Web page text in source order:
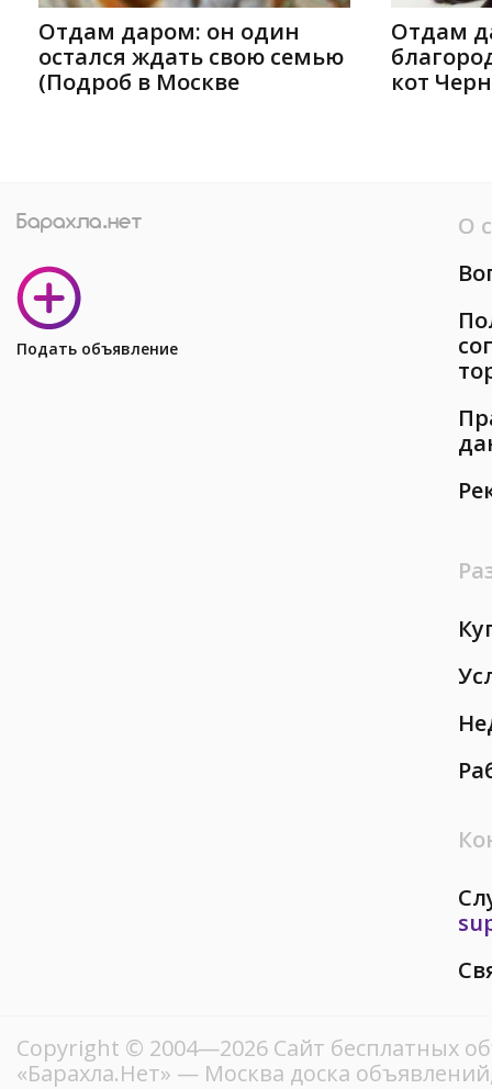
Отдам даром: он один
остался ждать свою семью
(Подроб в Москве
Отдам
кот
Подать объявление
О
Copyright © 2004—2026 Сайт бесплатных
«Барахла.Нет» — Москва доска